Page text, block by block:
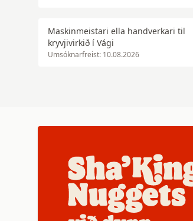
Maskinmeistari ella handverkari til
kryvjivirkið í Vági
Umsóknarfreist: 10.08.2026